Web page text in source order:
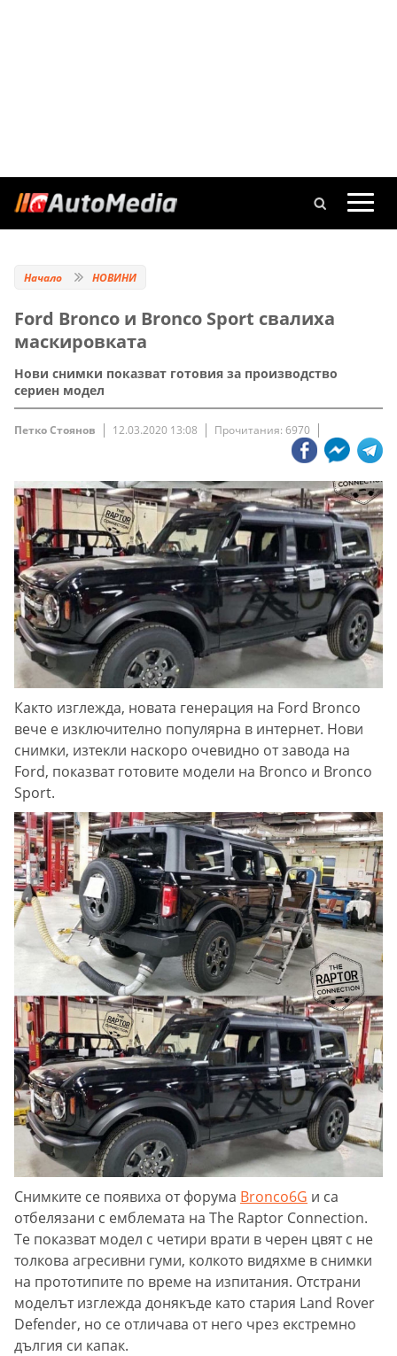
Начало НОВИНИ
Ford Bronco и Bronco Sport свалиха
маскировката
Нови снимки показват готовия за производство
сериен модел
Петко Стоянов 12.03.2020 13:08 Прочитания: 6970
Както изглежда, новата генерация на Ford Bronco
вече е изключително популярна в интернет. Нови
снимки, изтекли наскоро очевидно от завода на
Ford, показват готовите модели на Bronco и Bronco
Sport.
Снимките се появиха от форума Bronco6G и са
отбелязани с емблемата на The Raptor Connection.
Те показват модел с четири врати в черен цвят с не
толкова агресивни гуми, колкото видяхме в снимки
на прототипите по време на изпитания. Отстрани
моделът изглежда донякъде като стария Land Rover
Defender, но се отличава от него чрез екстремно
дългия си капак.